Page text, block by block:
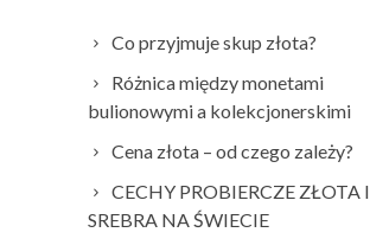
Co przyjmuje skup złota?
Różnica między monetami
bulionowymi a kolekcjonerskimi
Cena złota – od czego zależy?
CECHY PROBIERCZE ZŁOTA I
SREBRA NA ŚWIECIE